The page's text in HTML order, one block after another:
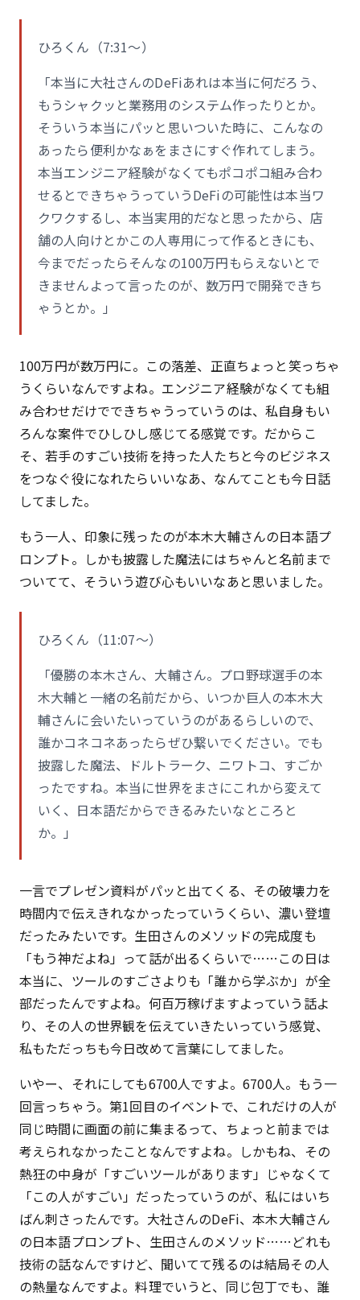
ひろくん（7:31〜）
「本当に大社さんのDeFiあれは本当に何だろう、
もうシャクッと業務用のシステム作ったりとか。
そういう本当にパッと思いついた時に、こんなの
あったら便利かなぁをまさにすぐ作れてしまう。
本当エンジニア経験がなくてもポコポコ組み合わ
せるとできちゃうっていうDeFiの可能性は本当ワ
クワクするし、本当実用的だなと思ったから、店
舗の人向けとかこの人専用にって作るときにも、
今までだったらそんなの100万円もらえないとで
きませんよって言ったのが、数万円で開発できち
ゃうとか。」
100万円が数万円に。この落差、正直ちょっと笑っちゃ
うくらいなんですよね。エンジニア経験がなくても組
み合わせだけでできちゃうっていうのは、私自身もい
ろんな案件でひしひし感じてる感覚です。だからこ
そ、若手のすごい技術を持った人たちと今のビジネス
をつなぐ役になれたらいいなあ、なんてことも今日話
してました。
もう一人、印象に残ったのが本木大輔さんの日本語プ
ロンプト。しかも披露した魔法にはちゃんと名前まで
ついてて、そういう遊び心もいいなあと思いました。
ひろくん（11:07〜）
「優勝の本木さん、大輔さん。プロ野球選手の本
木大輔と一緒の名前だから、いつか巨人の本木大
輔さんに会いたいっていうのがあるらしいので、
誰かコネコネあったらぜひ繋いでください。でも
披露した魔法、ドルトラーク、ニワトコ、すごか
ったですね。本当に世界をまさにこれから変えて
いく、日本語だからできるみたいなところと
か。」
一言でプレゼン資料がパッと出てくる、その破壊力を
時間内で伝えきれなかったっていうくらい、濃い登壇
だったみたいです。生田さんのメソッドの完成度も
「もう神だよね」って話が出るくらいで……この日は
本当に、ツールのすごさよりも「誰から学ぶか」が全
部だったんですよね。何百万稼げますよっていう話よ
り、その人の世界観を伝えていきたいっていう感覚、
私もただっちも今日改めて言葉にしてました。
いやー、それにしても6700人ですよ。6700人。もう一
回言っちゃう。第1回目のイベントで、これだけの人が
同じ時間に画面の前に集まるって、ちょっと前までは
考えられなかったことなんですよね。しかもね、その
熱狂の中身が「すごいツールがあります」じゃなくて
「この人がすごい」だったっていうのが、私にはいち
ばん刺さったんです。大社さんのDeFi、本木大輔さん
の日本語プロンプト、生田さんのメソッド……どれも
技術の話なんですけど、聞いてて残るのは結局その人
の熱量なんですよ。料理でいうと、同じ包丁でも、誰